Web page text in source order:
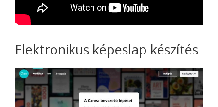
Elektronikus képeslap készítés